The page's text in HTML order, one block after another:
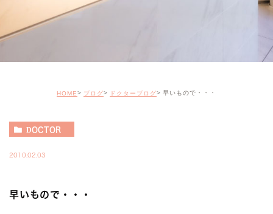
HOME ブログ ドクターブログ 早いもので・・・
DOCTOR
2010.02.03
早いもので・・・